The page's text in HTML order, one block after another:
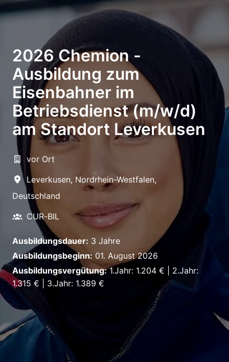
2026 Chemion -
Ausbildung zum
Eisenbahner im
Betriebsdienst (m/w/d)
am Standort Leverkusen
vor Ort
Leverkusen, Nordrhein-Westfalen,
Deutschland
CUR-BIL
Ausbildungsdauer: 3 Jahre
Ausbildungsbeginn: 01. August 2026
Ausbildungsvergütung:1.Jahr: 1.204 € | 2.Jahr:
1.315 € | 3.Jahr: 1.389 €